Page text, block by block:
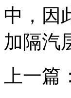
中，因
加隔汽
上一篇：